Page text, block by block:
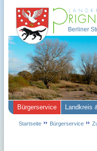
Berliner
Bürgerservice Landkreis
Startseite Bürgerservice